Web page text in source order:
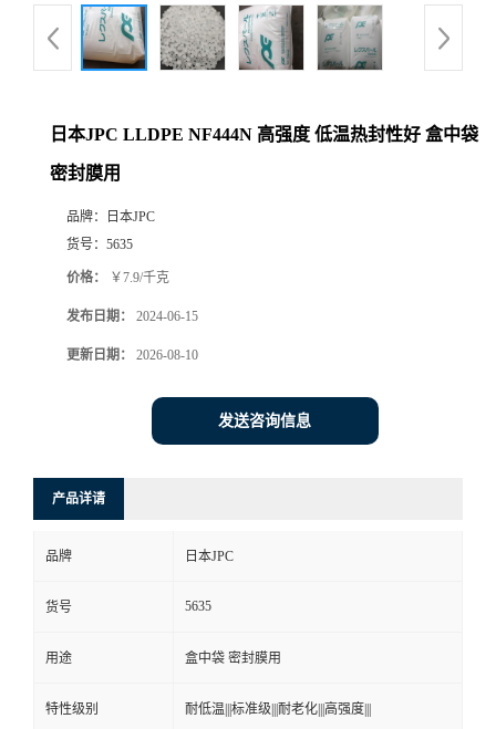
日本JPC LLDPE NF444N 高强度 低温热封性好 盒中袋
密封膜用
品牌：
日本JPC
货号： 5635
价格： ￥7.9/千克
发布日期： 2024-06-15
更新日期： 2026-08-10
发送咨询信息
产品详请
品牌 日本JPC
货号 5635
用途 盒中袋 密封膜用
特性级别 耐低温|||标准级|||耐老化|||高强度|||